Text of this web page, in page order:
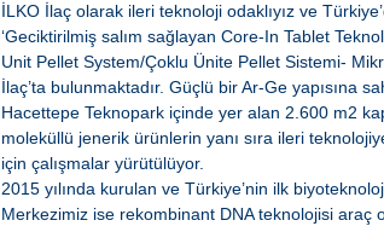
İLKO İlaç olarak ileri teknoloji odaklıyız ve
‘Geciktirilmiş salım sağlayan Core-In Tablet
Unit Pellet System/Çoklu Ünite Pellet Sistemi-
İlaç’ta bulunmaktadır. Güçlü bir Ar-Ge yapısına
Hacettepe Teknopark içinde yer alan 2.600 m2
moleküllü jenerik ürünlerin yanı sıra ileri
için çalışmalar yürütülüyor.
2015 yılında kurulan ve Türkiye’nin ilk
Merkezimiz ise rekombinant DNA teknolojisi araç